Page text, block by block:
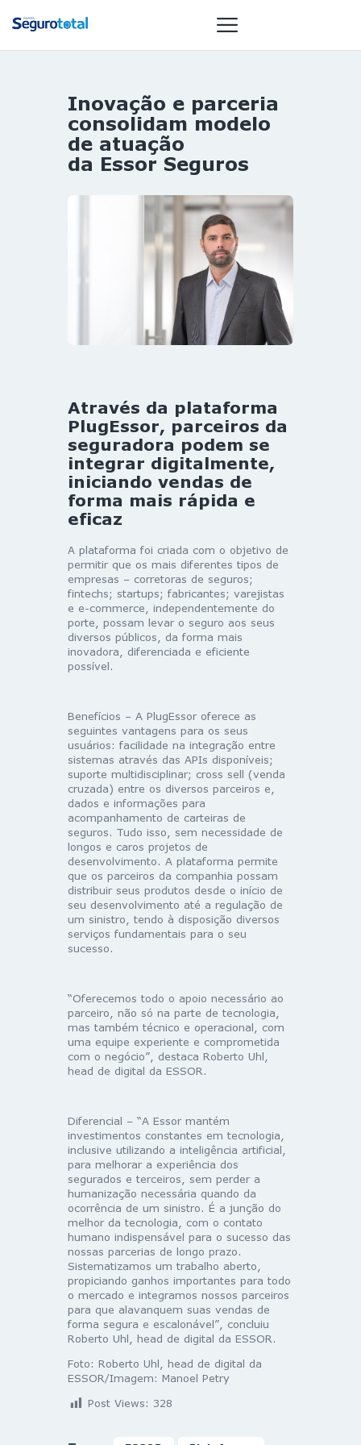
NOTÍCIAS
REVISTA
ESPECIAIS
OURO
ST SUMMIT
MULHERES
GESTORAS
Inovação e parceria
consolidam modelo
de atuação
da Essor Seguros
Através da plataforma
PlugEssor, parceiros da
seguradora podem se
integrar digitalmente,
iniciando vendas de
forma mais rápida e
eficaz
A plataforma foi criada com o objetivo de
permitir que os mais diferentes tipos de
empresas – corretoras de seguros;
fintechs; startups; fabricantes; varejistas
e e-commerce, independentemente do
porte, possam levar o seguro aos seus
diversos públicos, da forma mais
inovadora, diferenciada e eficiente
possível.
Benefícios – A PlugEssor oferece as
seguintes vantagens para os seus
usuários: facilidade na integração entre
sistemas através das APIs disponíveis;
suporte multidisciplinar; cross sell (venda
cruzada) entre os diversos parceiros e,
dados e informações para
acompanhamento de carteiras de
seguros. Tudo isso, sem necessidade de
longos e caros projetos de
desenvolvimento. A plataforma permite
que os parceiros da companhia possam
distribuir seus produtos desde o início de
seu desenvolvimento até a regulação de
um sinistro, tendo à disposição diversos
serviços fundamentais para o seu
sucesso.
“Oferecemos todo o apoio necessário ao
parceiro, não só na parte de tecnologia,
mas também técnico e operacional, com
uma equipe experiente e comprometida
com o negócio”, destaca Roberto Uhl,
head de digital da ESSOR.
Diferencial – “A Essor mantém
investimentos constantes em tecnologia,
inclusive utilizando a inteligência artificial,
para melhorar a experiência dos
segurados e terceiros, sem perder a
humanização necessária quando da
ocorrência de um sinistro. É a junção do
melhor da tecnologia, com o contato
humano indispensável para o sucesso das
nossas parcerias de longo prazo.
Sistematizamos um trabalho aberto,
propiciando ganhos importantes para todo
o mercado e integramos nossos parceiros
para que alavanquem suas vendas de
forma segura e escalonável”, concluiu
Roberto Uhl, head de digital da ESSOR.
Foto: Roberto Uhl, head de digital da
ESSOR/Imagem: Manoel Petry
Post Views: 328